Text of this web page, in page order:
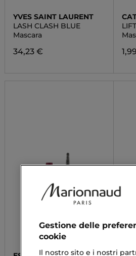
YVES SAINT LAURENT
LASH CLASH BLUE
Mascara
34,23 €
Gestione delle
cookie
Il nostro sito e i nostri